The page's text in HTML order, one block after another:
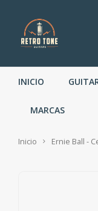
INICIO
MARCAS
Inicio Ernie Ball -